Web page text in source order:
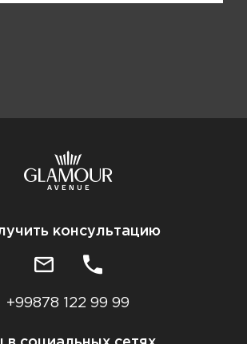
консультацию
+99878 122 99 99